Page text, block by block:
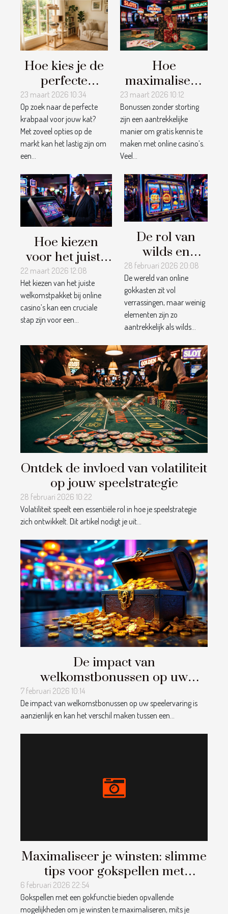
Hoe kies je de
perfecte
krabpaal voor
jouw kat?
23 maart 2026 10:34
Op zoek naar de perfecte
krabpaal voor jouw kat?
Met zoveel opties op de
markt kan het lastig zijn om
een...
Hoe
maximaliseer
je voordelen
van casino
bonussen
zonder
23 maart 2026 10:12
Bonussen zonder storting
zijn een aantrekkelijke
manier om gratis kennis te
maken met online casino’s.
Veel...
Hoe kiezen
voor het juiste
welkomstpakket
bij online
casino's?
22 maart 2026 12:08
Het kiezen van het juiste
welkomstpakket bij online
casino’s kan een cruciale
stap zijn voor een...
De rol van
wilds en
scatters in
jouw
winstkansen
28 februari 2026 20:08
De wereld van online
gokkasten zit vol
verrassingen, maar weinig
elementen zijn zo
aantrekkelijk als wilds...
Ontdek de invloed van volatiliteit
op jouw speelstrategie
28 februari 2026 10:22
Volatiliteit speelt een essentiële rol in hoe je speelstrategie
zich ontwikkelt. Dit artikel nodigt je uit...
De impact van
welkomstbonussen op uw
speelervaring
7 februari 2026 10:14
De impact van welkomstbonussen op uw speelervaring is
aanzienlijk en kan het verschil maken tussen een...
Maximaliseer je winsten: slimme
tips voor gokspellen met
gokfunctie
6 februari 2026 22:54
Gokspellen met een gokfunctie bieden opvallende
mogelijkheden om je winsten te maximaliseren, mits je